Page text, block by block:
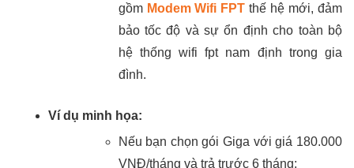
gồm Modem Wifi FPT thế hệ mới, đảm
bảo tốc độ và sự ổn định cho toàn bộ
hệ thống wifi fpt nam định trong gia
đình.
Ví dụ minh họa:
Nếu bạn chọn gói Giga với giá 180.000
VNĐ/tháng và trả trước 6 tháng: